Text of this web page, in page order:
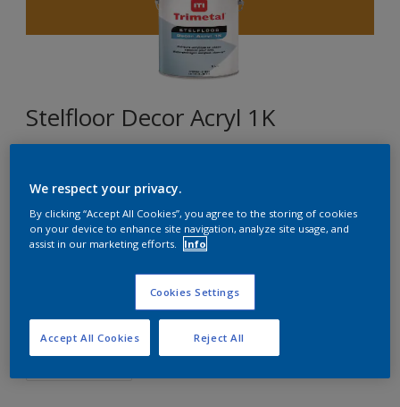
Stelfloor Decor Acryl 1K
Format
5L
Quantité
We respect your privacy.
By clicking “Accept All Cookies”, you agree to the storing of cookies
on your device to enhance site navigation, analyze site usage, and
assist in our marketing efforts.
Info
Cookies Settings
Reject All
Accept All Cookies